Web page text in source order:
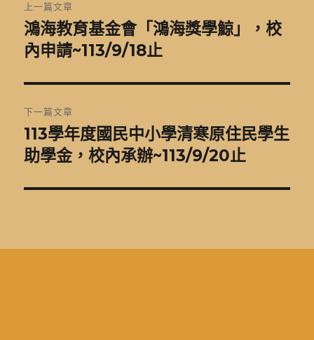
章
導
覽
上一篇文章
上
一
文
章:
鴻海教育基金會「鴻海獎學鯨」，校
內申請~113/9/18止
下一篇文章
下
一
文
113學年度國民中小學清寒原住民學生
助學金，校內承辦~113/9/20止